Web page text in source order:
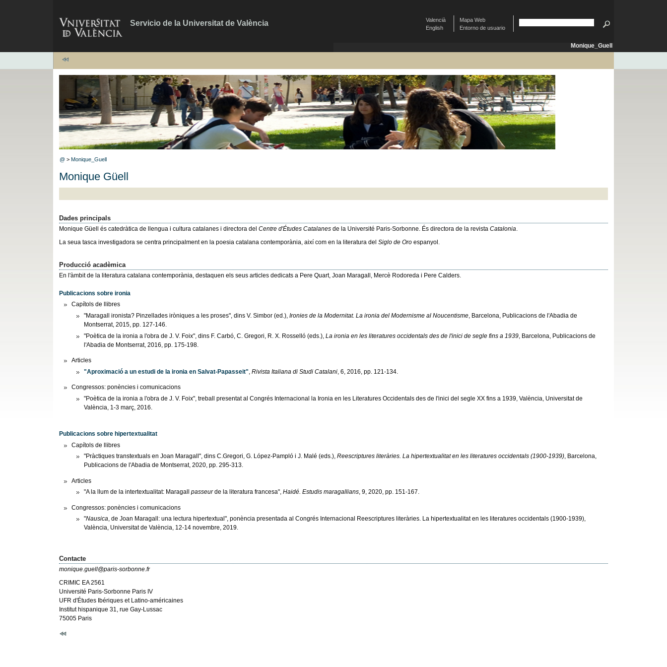
Servicio de la Universitat de València
Mapa Web
Entorno de usuario
Valencià
English
Monique_Guell
@ >Monique_Guell
Monique Güell
Dades principals
Monique Güell és catedràtica de llengua i cultura catalanes i directora del Centre d'Études Catalanes de la Université Paris-Sorbonne. És directora de la revista Catalonia
La seua tasca investigadora se centra principalment en la poesia catalana contemporània, així com en la literatura del Siglo de Oro espanyol.
Producció acadèmica
En l'àmbit de la literatura catalana contemporània, destaquen els seus articles dedicats a Pere Quart, Joan Maragall, Mercè Rodoreda i Pere Calders.
Publicacions sobre ironia
Capítols de llibres
"Maragall ironista? Pinzellades iròniques a les proses", dins V. Simbor (ed.), Ironies de la Modernitat. La ironia del Modernisme al Noucentisme, Barcelona, Publicacions de l'Abadia de
Montserrat, 2015, pp. 127-146.
"Poètica de la ironia a l'obra de J. V. Foix", dins F. Carbó, C. Gregori, R. X. Rosselló (eds.), La ironia en les literatures occidentals des de l'inici de segle fins a 1939, Barcelona, Publicacions de
l'Abadia de Montserrat, 2016, pp. 175-198.
Articles
"Aproximació a un estudi de la ironia en Salvat-Papasseit", Rivista Italiana di Studi Catalani, 6, 2016, pp. 121-134.
Congressos: ponències i comunicacions
"Poètica de la ironia a l'obra de J. V. Foix", treball presentat al Congrés Internacional la Ironia en les Literatures Occidentals des de l'inici del segle XX fins a 1939, València, Universitat de
València, 1-3 març, 2016.
Publicacions sobre hipertextualitat
Capítols de llibres
"Pràctiques transtextuals en Joan Maragall", dins C.Gregori, G. López-Pampló i J. Malé (eds.), Reescriptures literàries. La hipertextualitat en les literatures occidentals (1900-1939), Barcelona,
Publicacions de l'Abadia de Montserrat, 2020, pp. 295-313.
Articles
"A la llum de la intertextualitat: Maragall passeurde la literatura francesa", Haidé. Estudis maragallians, 9, 2020, pp. 151-167.
Congressos: ponències i comunicacions
"Nausica, de Joan Maragall: una lectura hipertextual", ponència presentada al Congrés Internacional Reescriptures literàries. La hipertextualitat en les literatures occidentals (1900-1939),
València, Universitat de València, 12-14 novembre, 2019.
Contacte
monique.guell@paris-sorbonne.fr
CRIMIC EA 2561
Université Paris-Sorbonne Paris IV
UFR d'Études Ibériques et Latino-américaines
Institut hispanique 31, rue Gay-Lussac
75005 Paris